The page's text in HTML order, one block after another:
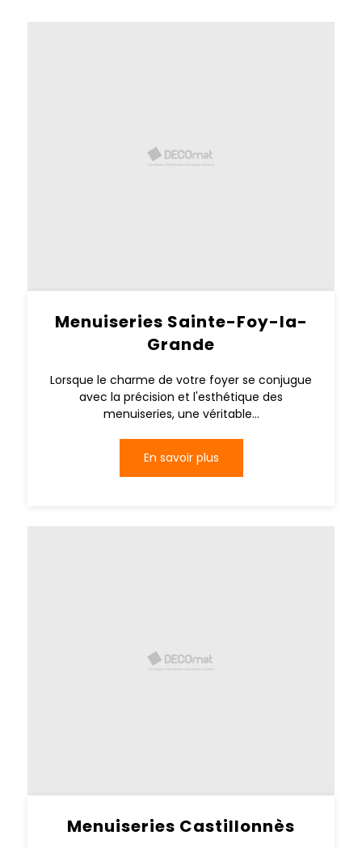
Menuiseries Sainte-Foy-la-
Grande
Lorsque le charme de votre foyer se conjugue
avec la précision et l'esthétique des
menuiseries, une véritable...
En savoir plus
Menuiseries Castillonnès